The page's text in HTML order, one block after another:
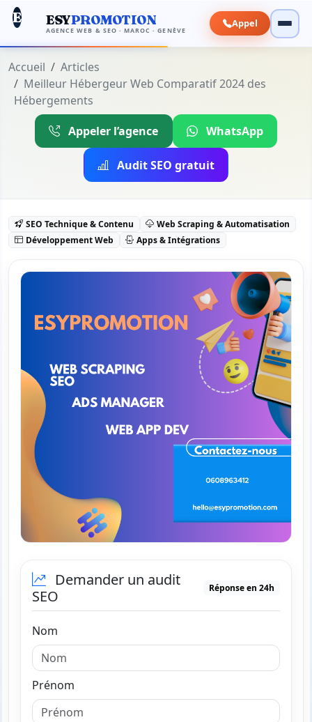
E ESYPROMOTION
AGENCE WEB & SEO · MAROC · GENÈVE
Appel
Accueil
Articles
Meilleur Hébergeur Web Comparatif 2024 des
Hébergements
Appeler l’agence WhatsApp
Audit SEO gratuit
SEO Technique & Contenu
Web Scraping & Automatisation
Développement Web
Apps & Intégrations
Demander un audit
SEO
Réponse en 24h
Nom
Prénom